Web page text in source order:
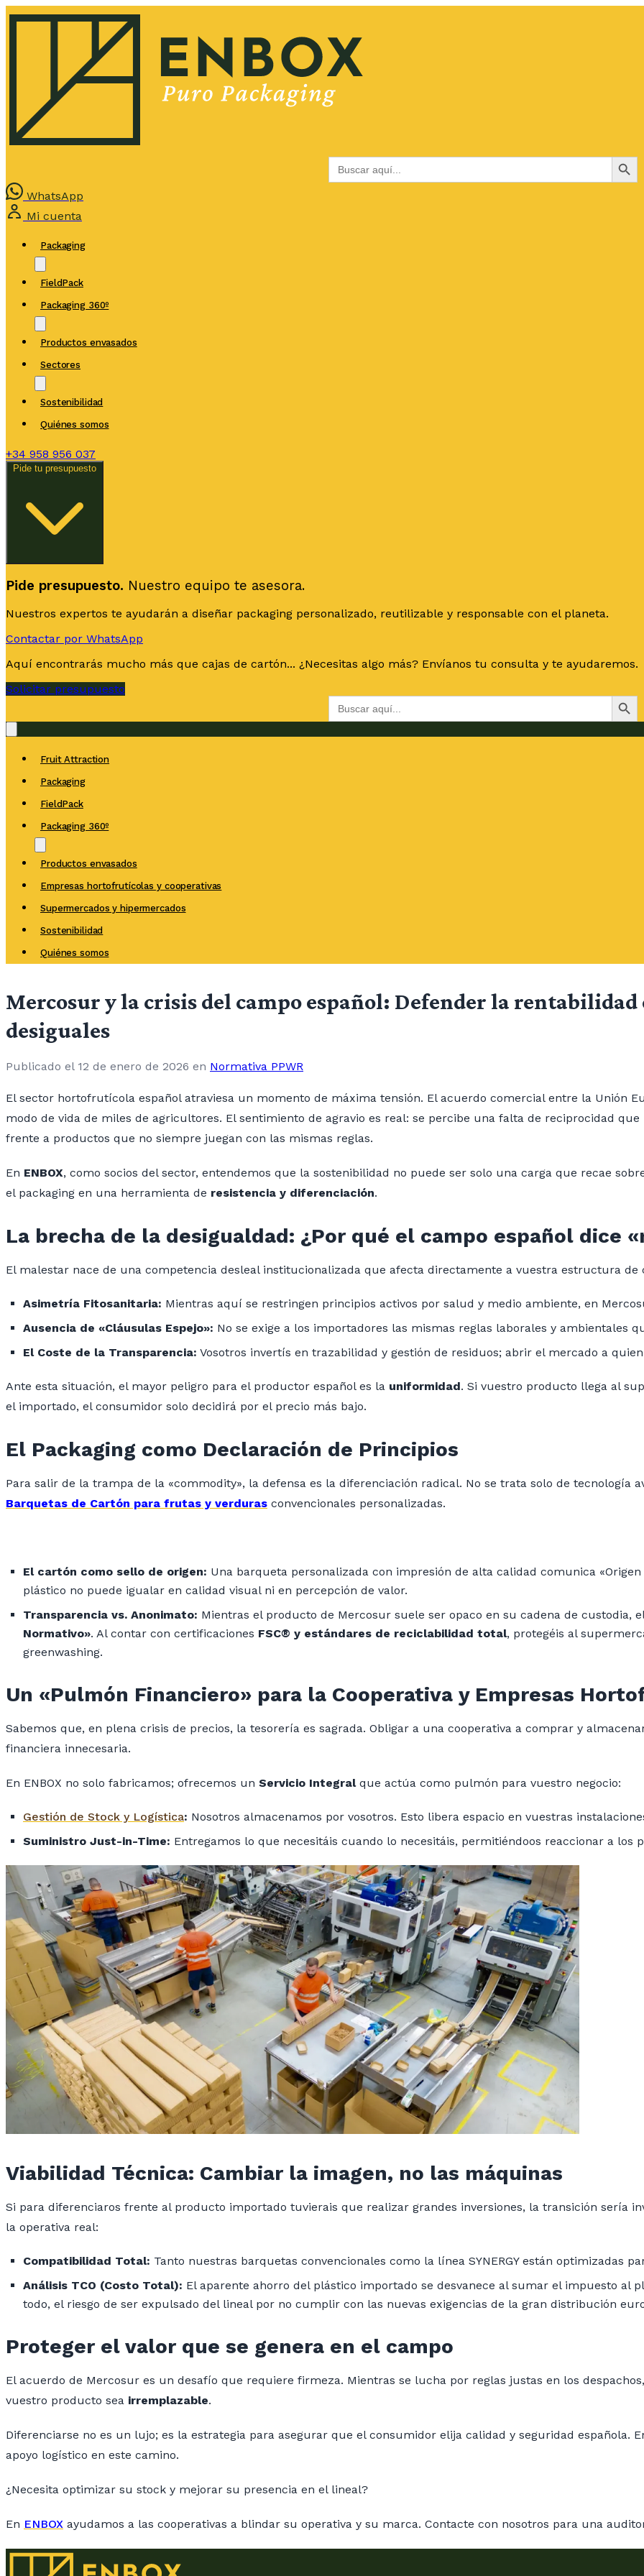
Buscar: Botón de
WhatsApp
Mi cuenta
Packaging
FieldPack
Packaging 360º
Productos envasados
Sectores
Sostenibilidad
Quiénes somos
+34 958 956 037
Pide tu presupuesto
Pide presupuesto. Nuestro equipo te asesora.
Nuestros expertos te ayudarán a diseñar packaging personalizado, reutilizable y responsable con el planeta.
Contactar por WhatsApp
Aquí encontrarás mucho más que cajas de cartón... ¿Necesitas algo más? Envíanos tu consulta y te ayudaremos.
Solicitar presupuesto
Buscar:
Botón de
Fruit Attraction
Packaging
FieldPack
Packaging 360º
Productos envasados
Empresas hortofrutícolas y cooperativas
Supermercados y hipermercados
Sostenibilidad
Quiénes somos
Mercosur y la crisis del campo español: Defender la rentabilidad
desiguales
Publicado el 12 de enero de 2026 en Normativa PPWR
El sector hortofrutícola español atraviesa un momento de máxima tensión. El acuerdo comercial entre la Unión
modo de vida de miles de agricultores. El sentimiento de agravio es real: se percibe una falta de reciprocidad
frente a productos que no siempre juegan con las mismas reglas.
En ENBOX, como socios del sector, entendemos que la sostenibilidad no puede ser solo una carga que recae
el packaging en una herramienta de resistencia y diferenciación.
La brecha de la desigualdad: ¿Por qué el campo español dice
El malestar nace de una competencia desleal institucionalizada que afecta directamente a vuestra estructura de
Asimetría Fitosanitaria: Mientras aquí se restringen principios activos por salud y medio ambiente, en
Ausencia de «Cláusulas Espejo»: No se exige a los importadores las mismas reglas laborales y ambientales
El Coste de la Transparencia: Vosotros invertís en trazabilidad y gestión de residuos; abrir el mercado a
Ante esta situación, el mayor peligro para el productor español es la uniformidad. Si vuestro producto llega al
el importado, el consumidor solo decidirá por el precio más bajo.
El Packaging como Declaración de Principios
Para salir de la trampa de la «commodity», la defensa es la diferenciación radical. No se trata solo de tecnología
Barquetas de Cartón para frutas y verduras convencionales personalizadas.
El cartón como sello de origen: Una barqueta personalizada con impresión de alta calidad comunica
plástico no puede igualar en calidad visual ni en percepción de valor.
Transparencia vs. Anonimato: Mientras el producto de Mercosur suele ser opaco en su cadena de custodia,
Normativo». Al contar con certificaciones FSC® y estándares de reciclabilidad total, protegéis al
greenwashing.
Un «Pulmón Financiero» para la Cooperativa y Empresas
Sabemos que, en plena crisis de precios, la tesorería es sagrada. Obligar a una cooperativa a comprar y
financiera innecesaria.
En ENBOX no solo fabricamos; ofrecemos un Servicio Integralque actúa como pulmón para vuestro negocio:
Gestión de Stock y Logística: Nosotros almacenamos por vosotros. Esto libera espacio en vuestras
Suministro Just-in-Time: Entregamos lo que necesitáis cuando lo necesitáis, permitiéndoos reaccionar a
Viabilidad Técnica: Cambiar la imagen, no las máquinas
Si para diferenciaros frente al producto importado tuvierais que realizar grandes inversiones, la transición sería
la operativa real:
Compatibilidad Total: Tanto nuestras barquetas convencionales como la línea SYNERGY están optimizadas
Análisis TCO (Costo Total): El aparente ahorro del plástico importado se desvanece al sumar el impuesto al
todo, el riesgo de ser expulsado del lineal por no cumplir con las nuevas exigencias de la gran distribución
Proteger el valor que se genera en el campo
El acuerdo de Mercosur es un desafío que requiere firmeza. Mientras se lucha por reglas justas en los
vuestro producto sea irremplazable.
Diferenciarse no es un lujo; es la estrategia para asegurar que el consumidor elija calidad y seguridad española.
apoyo logístico en este camino.
¿Necesita optimizar su stock y mejorar su presencia en el lineal?
En ENBOX ayudamos a las cooperativas a blindar su operativa y su marca. Contacte con nosotros para una